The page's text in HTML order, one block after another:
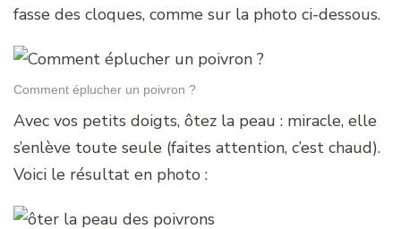
fasse des cloques, comme sur la photo ci-dessous.
Comment éplucher un poivron ?
Avec vos petits doigts, ôtez la peau : miracle, elle
s’enlève toute seule (faites attention, c’est chaud).
Voici le résultat en photo :